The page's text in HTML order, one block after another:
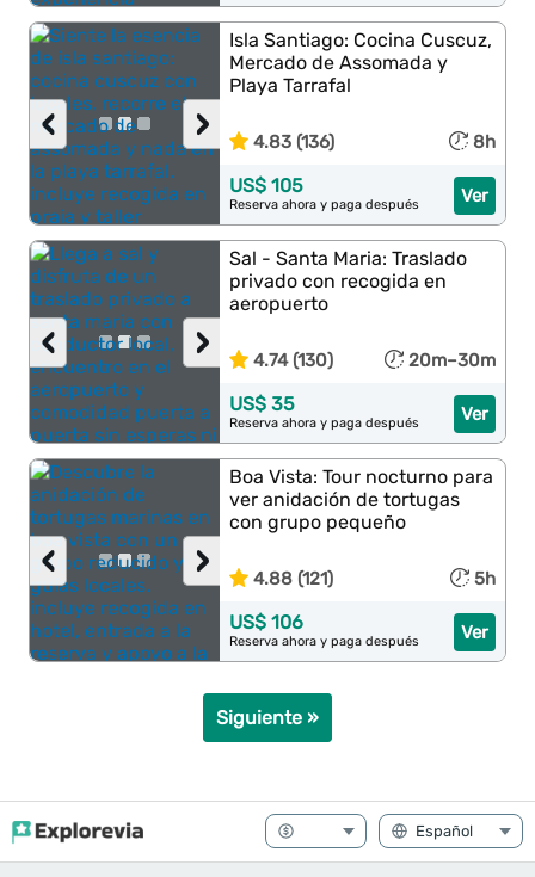
›
‹
Isla Santiago: Cocina Cuscuz,
Mercado de Assomada y
Playa Tarrafal
4.83 (136) 8h
Ver
US$ 105
Reserva ahora y paga después
›
‹
Sal - Santa Maria: Traslado
privado con recogida en
aeropuerto
4.74 (130) 20m–30m
Ver
US$ 35
Reserva ahora y paga después
›
‹
Boa Vista: Tour nocturno para
ver anidación de tortugas
con grupo pequeño
4.88 (121) 5h
Ver
US$ 106
Reserva ahora y paga después
Siguiente »